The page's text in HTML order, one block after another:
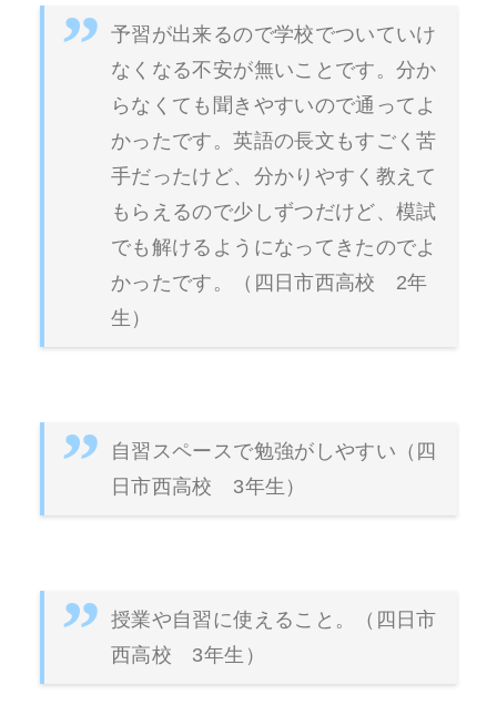
予習が出来るので学校でついていけ
なくなる不安が無いことです。分か
らなくても聞きやすいので通ってよ
かったです。英語の長文もすごく苦
手だったけど、分かりやすく教えて
もらえるので少しずつだけど、模試
でも解けるようになってきたのでよ
かったです。（四日市西高校 2年
生）
自習スペースで勉強がしやすい（四
日市西高校 3年生）
授業や自習に使えること。（四日市
西高校 3年生）